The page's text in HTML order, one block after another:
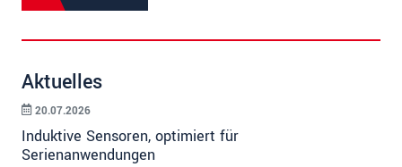
Aktuelles
Induktive Sensoren, optimiert für
Serienanwendungen
20.07.2026